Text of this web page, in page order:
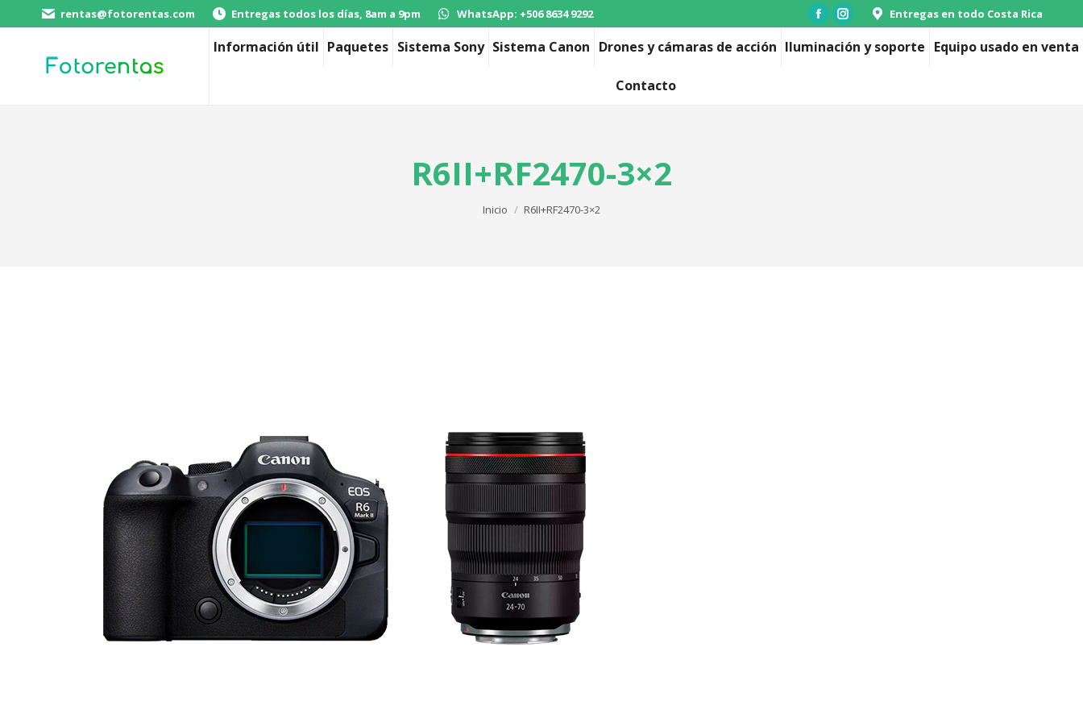
rentas@fotorentas.com Entregas todos los días, 8am a 9pm WhatsApp: +506 8634 9292
Facebook
page
Instagram
page
Entregas en todo Costa Rica
Información útil Paquetes Sistema Sony Sistema Canon Drones y cámaras de acción Iluminación y soporte Equipo usado en venta
Contacto
R6II+RF2470-3×2
Estás aquí:
Inicio R6II+RF2470-3×2